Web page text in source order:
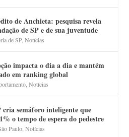
de Anchieta: pesquisa revela
de SP e de sua juventude
de SP,Notícias
impacta o dia a dia e mantém
em ranking global
,Notícias
cria semáforo inteligente que
o tempo de espera do pedestre
Paulo ,Notícias